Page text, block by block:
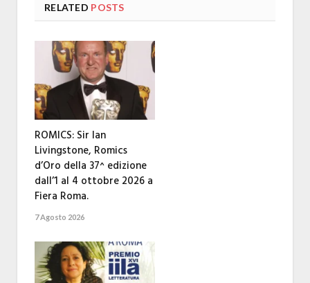
RELATED POSTS
ROMICS: Sir Ian
Livingstone, Romics
d’Oro della 37^ edizione
dall’1 al 4 ottobre 2026 a
Fiera Roma.
7 Agosto 2026